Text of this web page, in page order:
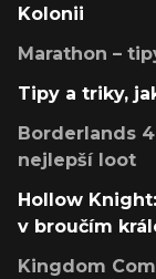
Kolonii
Marathon –
Tipy a triky,
Borderlands
nejlepší loot
Hollow
v broučím
Kingdom